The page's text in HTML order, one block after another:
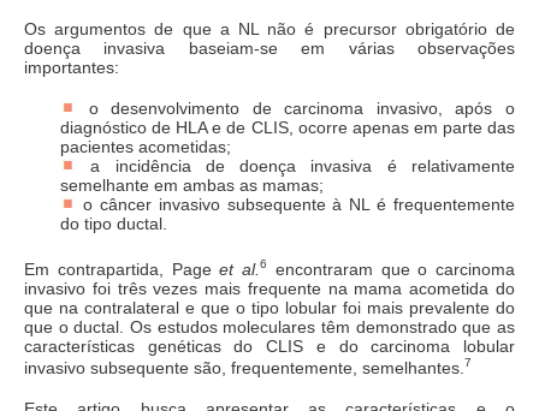
Os argumentos de que a NL não é precursor obrigatório de
doença invasiva baseiam-se em várias observações
importantes:
o desenvolvimento de carcinoma invasivo, após o
diagnóstico de HLA e de CLIS, ocorre apenas em parte das
pacientes acometidas;
a incidência de doença invasiva é relativamente
semelhante em ambas as mamas;
o câncer invasivo subsequente à NL é frequentemente
do tipo ductal.
Em contrapartida, Pageet al. 6
encontraram que o carcinoma
invasivo foi três vezes mais frequente na mama acometida do
que na contralateral e que o tipo lobular foi mais prevalente do
que o ductal. Os estudos moleculares têm demonstrado que as
características genéticas do CLIS e do carcinoma lobular
invasivo subsequente são, frequentemente, semelhantes. 7